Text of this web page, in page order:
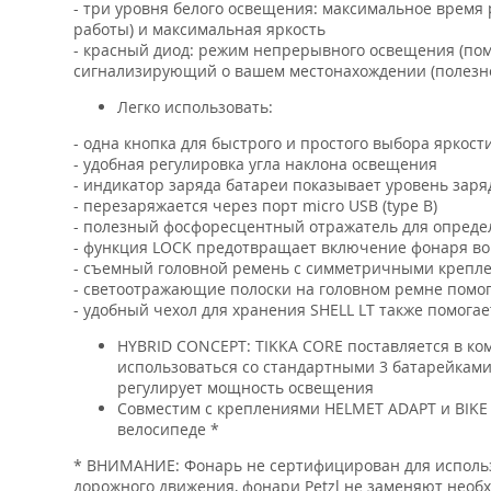
- три уровня белого освещения: максимальное
работы) и максимальная яркость
- красный диод: режим непрерывного освещения
сигнализирующий о вашем местонахождении
Легко использовать:
- одна кнопка для быстрого и простого выбора
- удобная регулировка угла наклона освещения
- индикатор заряда батареи показывает уровень
- перезаряжается через порт micro USB (type B)
- полезный фосфоресцентный отражатель для
- функция LOCK предотвращает включение фонаря
- съемный головной ремень с симметричными
- светоотражающие полоски на головном ремне
- удобный чехол для хранения SHELL LT также
HYBRID CONCEPT: TIKKA CORE поставляется
использоваться со стандартными 3
регулирует мощность освещения
Совместим с креплениями HELMET ADAPT и
велосипеде *
* ВНИМАНИЕ: Фонарь не сертифицирован для
дорожного движения, фонари Petzl не заменяют